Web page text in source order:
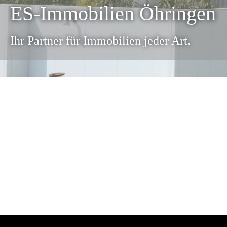
ES-Immobilien Öhringen
Ihr Partner für Immobilien jeder Art.